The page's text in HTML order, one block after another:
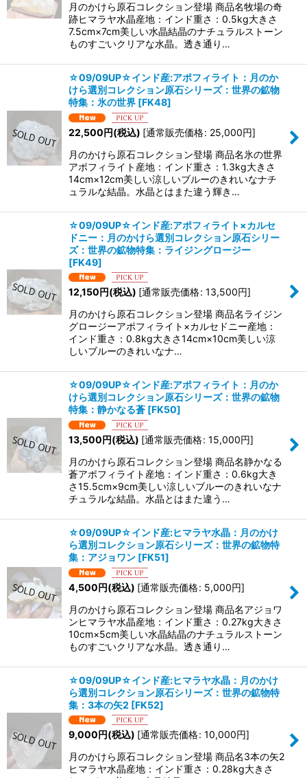
月のかけら原石コレクション登場 商品名牧場の奇
跡ヒマラヤ水晶産地：インド重さ：0.5kg大きさ
7.5cm×7cm美しい水晶結晶のナチュラルストーン
ものすごいクリアな水晶。透き通り…
☆09/09UP☆インド産:アポフィライト：月のか
けら選別コレクション原石シリーズ：世界の鉱物
特集：氷の世界 [FK48]
22,500円(税込) [通常販売価格: 25,000円]
月のかけら原石コレクション登場 商品名氷の世界
アポフィライト産地：インド重さ：1.3kg大きさ
14cm×12cm美しい涼しいブルーのきれいなナチ
ュラルな結晶。水晶とはまた違う輝き…
☆09/09UP☆インド産:アポフィライト×カルセ
ドニー：月のかけら選別コレクション原石シリー
ズ：世界の鉱物特集：ライジングロージー
[FK49]
12,150円(税込) [通常販売価格: 13,500円]
月のかけら原石コレクション登場 商品名ライジン
グロージーアポフィライト×カルセドニー産地：
インド重さ：0.8kg大きさ14cm×10cm美しい涼
しいブルーのきれいなナ…
☆09/09UP☆インド産:アポフィライト：月のか
けら選別コレクション原石シリーズ：世界の鉱物
特集：静かなる蒼 [FK50]
13,500円(税込) [通常販売価格: 15,000円]
月のかけら原石コレクション登場 商品名静かなる
蒼アポフィライト産地：インド重さ：0.6kg大き
さ15.5cm×9cm美しい涼しいブルーのきれいなナ
チュラルな結晶。水晶とはまた違う…
☆09/09UP☆インド産:ヒマラヤ水晶：月のかけ
ら選別コレクション原石シリーズ：世界の鉱物特
集：アジョワン [FK51]
4,500円(税込) [通常販売価格: 5,000円]
月のかけら原石コレクション登場 商品名アジョワ
ンヒマラヤ水晶産地：インド重さ：0.27kg大きさ
10cm×5cm美しい水晶結晶のナチュラルストーン
ものすごいクリアな水晶。透き通り…
☆09/09UP☆インド産:ヒマラヤ水晶：月のかけ
ら選別コレクション原石シリーズ：世界の鉱物特
集：3本の矢2 [FK52]
9,000円(税込) [通常販売価格: 10,000円]
月のかけら原石コレクション登場 商品名3本の矢2
ヒマラヤ水晶産地：インド重さ：0.28kg大きさ